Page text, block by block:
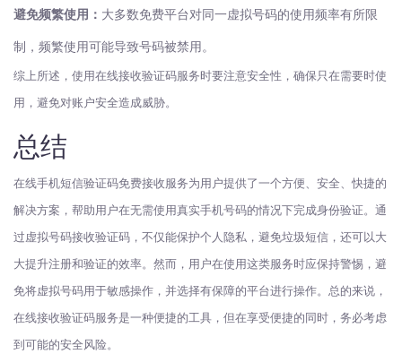
避免频繁使用： 大多数免费平台对同一虚拟号码的使用频率有所限
制，频繁使用可能导致号码被禁用。
综上所述，使用在线接收验证码服务时要注意安全性，确保只在需要时使
用，避免对账户安全造成威胁。
总结
在线手机短信验证码免费接收服务为用户提供了一个方便、安全、快捷的
解决方案，帮助用户在无需使用真实手机号码的情况下完成身份验证。通
过虚拟号码接收验证码，不仅能保护个人隐私，避免垃圾短信，还可以大
大提升注册和验证的效率。然而，用户在使用这类服务时应保持警惕，避
免将虚拟号码用于敏感操作，并选择有保障的平台进行操作。总的来说，
在线接收验证码服务是一种便捷的工具，但在享受便捷的同时，务必考虑
到可能的安全风险。